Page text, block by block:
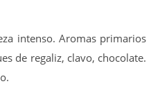
intenso. Aromas primarios
de regaliz, clavo, chocolate.